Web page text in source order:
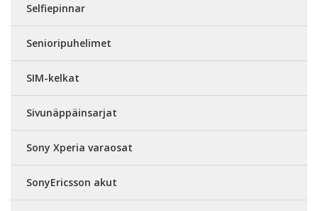
Selfiepinnar
Senioripuhelimet
SIM-kelkat
Sivunäppäinsarjat
Sony Xperia varaosat
SonyEricsson akut